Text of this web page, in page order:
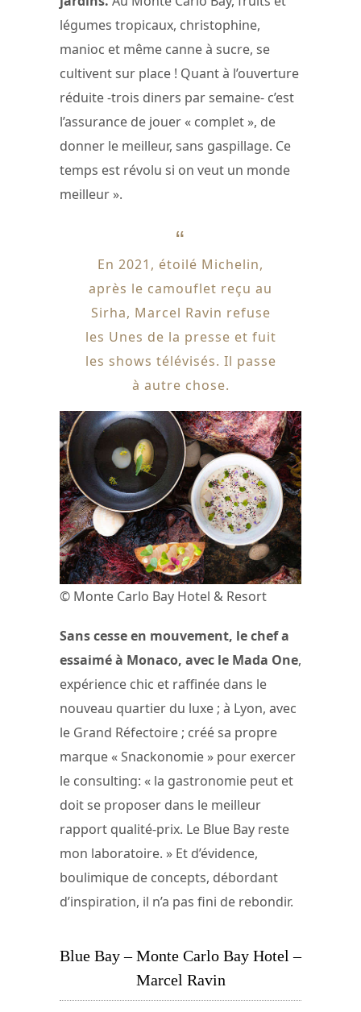
légumes tropicaux, christophine,
manioc et même canne à sucre, se
cultivent sur place ! Quant à l’ouverture
réduite -trois diners par semaine- c’est
l’assurance de jouer « complet », de
donner le meilleur, sans gaspillage. Ce
temps est révolu si on veut un monde
meilleur ».
En 2021, étoilé Michelin,
après le camouflet reçu au
Sirha, Marcel Ravin refuse
les Unes de la presse et fuit
les shows télévisés. Il passe
à autre chose.
© Monte Carlo Bay Hotel & Resort
Sans cesse en mouvement, le chef a
essaimé à Monaco, avec le Mada One,
expérience chic et raffinée dans le
nouveau quartier du luxe ; à Lyon, avec
le Grand Réfectoire ; créé sa propre
marque « Snackonomie » pour exercer
le consulting: « la gastronomie peut et
doit se proposer dans le meilleur
rapport qualité-prix. Le Blue Bay reste
mon laboratoire. » Et d’évidence,
boulimique de concepts, débordant
d’inspiration, il n’a pas fini de rebondir.
Blue Bay – Monte Carlo Bay Hotel –
Marcel Ravin